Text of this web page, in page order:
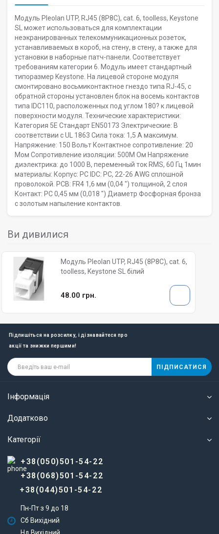
Модуль Pleolan UTP, RJ45 (8P8C), cat. 6, toolless, Keystone
SL может использоваться для комплектации
неэкранированных телекоммуникационных розеток,
устанавливаемых в короб, на стену, в стену, а также для
установки в наборные патч-панели. Соответствует
требованиям категории 6. Модуль имеет стандартный
типоразмер Keystone. На лицевой стороне модуля
смонтировано восьмиконтактное гнездо типа RJ-45, с
обратной стороны установлен блок на восемь контактов
типа IDC110, расположенных под углом 180? к лицевой
поверхности модуля. Технические характеристики:
Категория 5E Стандарт EN50173 Электрические: В
соответствии с UL 1863 Сила тока: 1,5 А максимум.
Напряжение: 150 Вольт Контактное сопротивление: 20
Мом Сопротивление изоляции: 500M Ом Напряжение
диэлектрика: до 1000 В, переменный ток RMS, 60 Гц 1мин
материалы: Корпус: PC IDC: PC, 22-26 AWG сплошной
проволокой. PCB: FR4 1,6 мм (0,04 ") толщиной, 2 слоя
Контакт: PC 0,45 мм (0,018 ") Диаметр Фосфорная бронза
с золотым напыление контактов.
Ви дивилися
Модуль Pleolan UTP, RJ45 (8P8C), cat. 6,
toolless, Keystone SL білий
48.00 грн.
Підпишіться на розсилку, і дізнавайтеся про
акції та знижки першими!
ПІДПИСАТИСЯ
Інформація
Додатково
Категорії
+38(050)501-54-22
+38(068)501-54-22
+38(044)501-54-22
Пн-Пт з 9 до 18
Сб Вихідний